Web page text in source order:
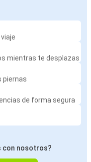
mientras te desplazas
piernas
de forma segura
con nosotros?